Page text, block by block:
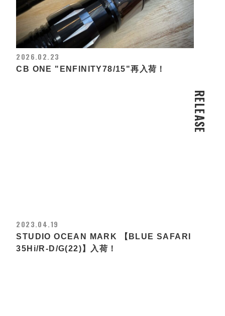
2026.02.23
CB ONE "ENFINITY78/15"再入荷！
RELEASE
2023.04.19
STUDIO OCEAN MARK 【BLUE SAFARI
35Hi/R-D/G(22)】入荷！